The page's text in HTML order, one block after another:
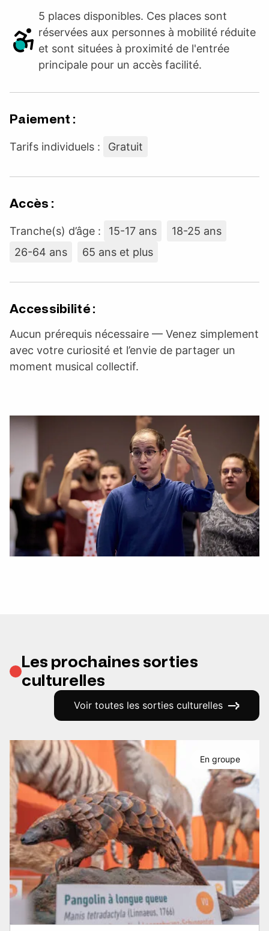
5 places disponibles. Ces places sont
réservées aux personnes à mobilité réduite
et sont situées à proximité de l'entrée
principale pour un accès facilité.
Paiement :
Tarifs individuels : Gratuit
Accès :
Tranche(s) d’âge : 15-17 ans
18-25 ans
26-64 ans
65 ans et plus
Accessibilité :
Aucun prérequis nécessaire — Venez simplement
avec votre curiosité et l’envie de partager un
moment musical collectif.
Les prochaines sorties
culturelles
Voir toutes les sorties culturelles
En groupe